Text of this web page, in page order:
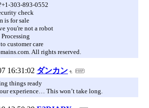
303-893-0552
check
is for sale
you're not a robot
customer care
All rights reserved.
16:31:02 ダンカン
things ready
experience… This won’t take long.